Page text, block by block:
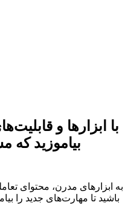
با ابزارها و
بیاموزید
به ابزارهای مدرن، محتوای
باشید تا مهارت‌های جدید را